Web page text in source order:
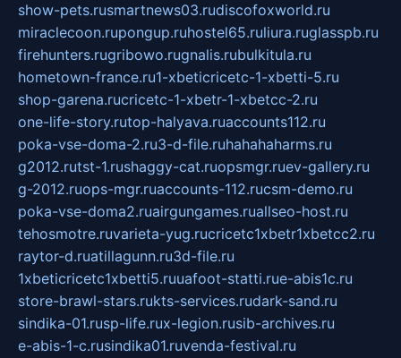
show-pets.rusmartnews03.rudiscofoxworld.ru
miraclecoon.rupongup.ruhostel65.ruliura.ruglasspb.ru
firehunters.rugribowo.rugnalis.rubulkitula.ru
hometown-france.ru1-xbeticricetc-1-xbetti-5.ru
shop-garena.rucricetc-1-xbetr-1-xbetcc-2.ru
one-life-story.rutop-halyava.ruaccounts112.ru
poka-vse-doma-2.ru3-d-file.ruhahahaharms.ru
g2012.rutst-1.rushaggy-cat.ruopsmgr.ruev-gallery.ru
g-2012.ruops-mgr.ruaccounts-112.rucsm-demo.ru
poka-vse-doma2.ruairgungames.ruallseo-host.ru
tehosmotre.ruvarieta-yug.rucricetc1xbetr1xbetcc2.ru
raytor-d.ruatillagunn.ru3d-file.ru
1xbeticricetc1xbetti5.ruuafoot-statti.rue-abis1c.ru
store-brawl-stars.rukts-services.rudark-sand.ru
sindika-01.rusp-life.rux-legion.rusib-archives.ru
e-abis-1-c.rusindika01.ruvenda-festival.ru